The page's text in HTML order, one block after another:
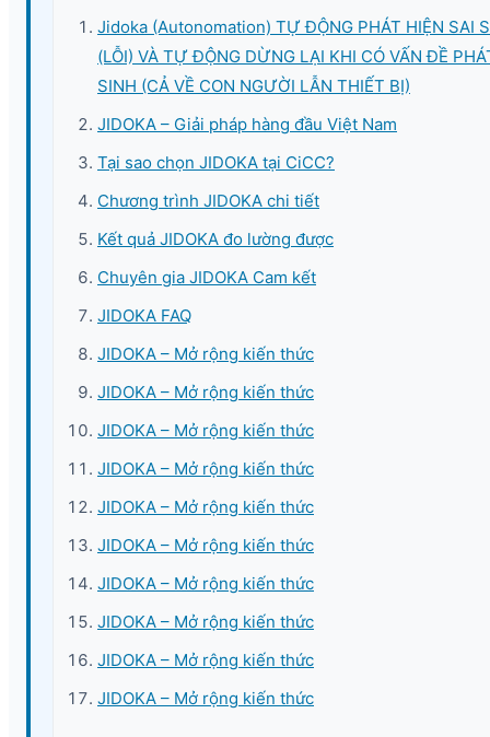
Jidoka (Autonomation) TỰ ĐỘNG PHÁT HIỆN SAI
(LỖI) VÀ TỰ ĐỘNG DỪNG LẠI KHI CÓ VẤN ĐỀ
SINH (CẢ VỀ CON NGƯỜI LẪN THIẾT BỊ)
JIDOKA – Giải pháp hàng đầu Việt Nam
Tại sao chọn JIDOKA tại CiCC?
Chương trình JIDOKA chi tiết
Kết quả JIDOKA đo lường được
Chuyên gia JIDOKA Cam kết
JIDOKA FAQ
JIDOKA – Mở rộng kiến thức
JIDOKA – Mở rộng kiến thức
JIDOKA – Mở rộng kiến thức
JIDOKA – Mở rộng kiến thức
JIDOKA – Mở rộng kiến thức
JIDOKA – Mở rộng kiến thức
JIDOKA – Mở rộng kiến thức
JIDOKA – Mở rộng kiến thức
JIDOKA – Mở rộng kiến thức
JIDOKA – Mở rộng kiến thức